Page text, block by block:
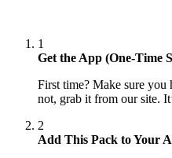
1
Get the App (One-Time
First time? Make sure
not, grab it from our site.
2
Add This Pack to Your